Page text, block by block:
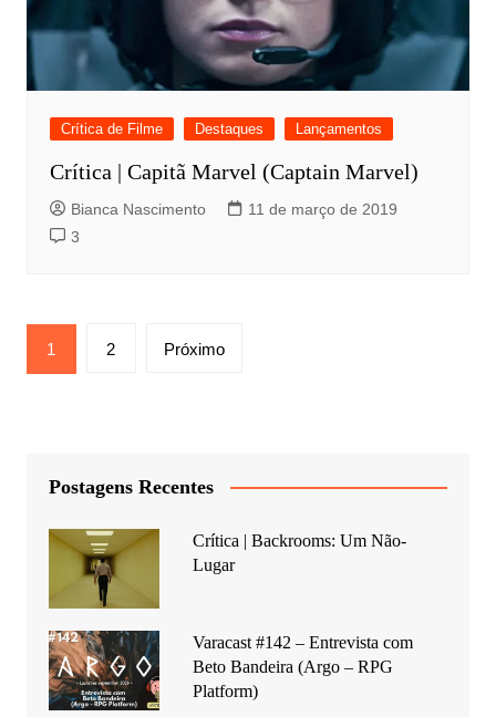
Crítica de Filme Destaques Lançamentos
Crítica | Capitã Marvel (Captain Marvel)
Bianca Nascimento
11 de março de 2019
3
Paginação
de
1 2 Próximo
Postagens Recentes
Crítica | Backrooms: Um Não-
Lugar
Varacast #142 – Entrevista com
Beto Bandeira (Argo – RPG
Platform)